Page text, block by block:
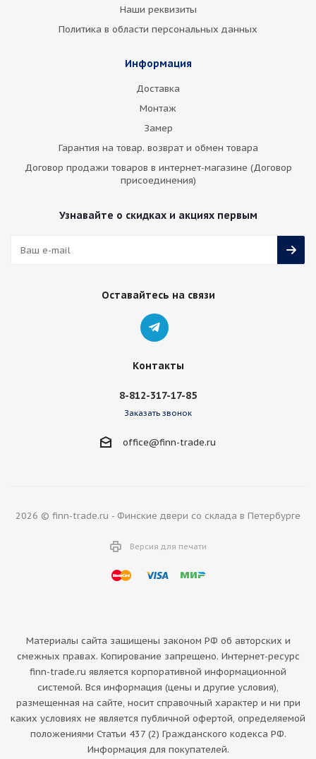
Наши реквизиты
Политика в области персональных данных
Информация
Доставка
Монтаж
Замер
Гарантия на товар. возврат и обмен товара
Договор продажи товаров в интернет-магазине (Договор
присоединения)
Узнавайте о скидках и акциях первым
Оставайтесь на связи
Контакты
8-812-317-17-85
Заказать звонок
office@finn-trade.ru
2026 © finn-trade.ru - Финские двери со склада в Петербурге
Версия для печати
Материалы сайта защищены законом РФ об авторских и
смежных правах. Копирование запрещено. Интернет-ресурс
finn-trade.ru является корпоративной информационной
системой. Вся информация (цены и другие условия),
размещенная на сайте, носит справочный характер и ни при
каких условиях не является публичной офертой, определяемой
положениями Статьи 437 (2) Гражданского кодекса РФ.
Информация для покупателей.